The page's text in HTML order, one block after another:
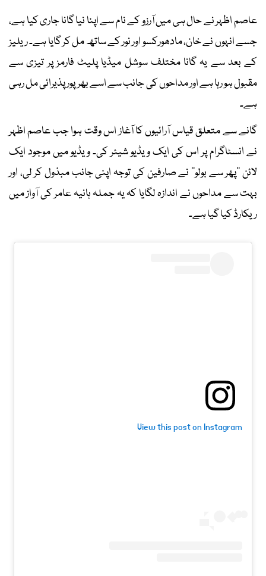
عاصم اظہر نے حال ہی میں آرزو کے نام سے اپنا نیا گانا جاری کیا ہے،
جسے انہوں نے خان، مادھورکسو اور نور کے ساتھ مل کر گایا ہے۔ ریلیز
کے بعد سے یہ گانا مختلف سوشل میڈیا پلیٹ فارمز پر تیزی سے
مقبول ہو رہا ہے اور مداحوں کی جانب سے اسے بھرپور پذیرائی مل رہی
ہے۔
گانے سے متعلق قیاس آرائیوں کا آغاز اس وقت ہوا جب عاصم اظہر
نے انسٹاگرام پر اس کی ایک ویڈیو شیئر کی۔ ویڈیو میں موجود ایک
لائن ’’پھر سے بولو‘‘ نے صارفین کی توجہ اپنی جانب مبذول کر لی، اور
بہت سے مداحوں نے اندازہ لگایا کہ یہ جملہ ہانیہ عامر کی آواز میں
ریکارڈ کیا گیا ہے۔
View this post on Instagram